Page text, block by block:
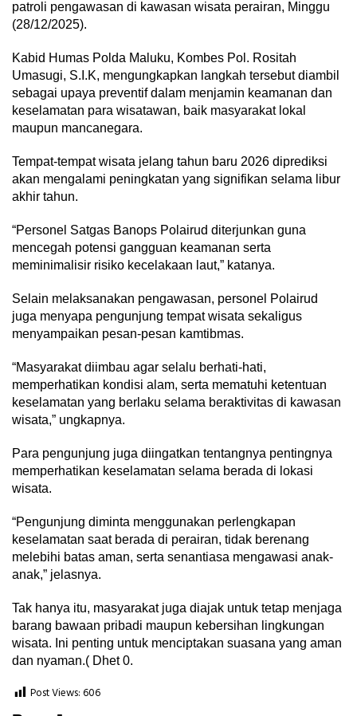
patroli pengawasan di kawasan wisata perairan, Minggu
(28/12/2025).
Kabid Humas Polda Maluku, Kombes Pol. Rositah
Umasugi, S.I.K, mengungkapkan langkah tersebut diambil
sebagai upaya preventif dalam menjamin keamanan dan
keselamatan para wisatawan, baik masyarakat lokal
maupun mancanegara.
Tempat-tempat wisata jelang tahun baru 2026 diprediksi
akan mengalami peningkatan yang signifikan selama libur
akhir tahun.
“Personel Satgas Banops Polairud diterjunkan guna
mencegah potensi gangguan keamanan serta
meminimalisir risiko kecelakaan laut,” katanya.
Selain melaksanakan pengawasan, personel Polairud
juga menyapa pengunjung tempat wisata sekaligus
menyampaikan pesan-pesan kamtibmas.
“Masyarakat diimbau agar selalu berhati-hati,
memperhatikan kondisi alam, serta mematuhi ketentuan
keselamatan yang berlaku selama beraktivitas di kawasan
wisata,” ungkapnya.
Para pengunjung juga diingatkan tentangnya pentingnya
memperhatikan keselamatan selama berada di lokasi
wisata.
“Pengunjung diminta menggunakan perlengkapan
keselamatan saat berada di perairan, tidak berenang
melebihi batas aman, serta senantiasa mengawasi anak-
anak,” jelasnya.
Tak hanya itu, masyarakat juga diajak untuk tetap menjaga
barang bawaan pribadi maupun kebersihan lingkungan
wisata. Ini penting untuk menciptakan suasana yang aman
dan nyaman.( Dhet 0.
Post Views:606